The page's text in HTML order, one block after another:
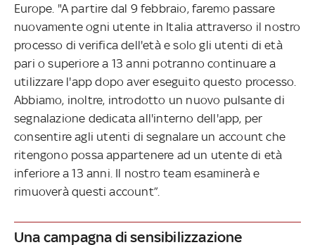
Europe. "A partire dal 9 febbraio, faremo passare
nuovamente ogni utente in Italia attraverso il nostro
processo di verifica dell'età e solo gli utenti di età
pari o superiore a 13 anni potranno continuare a
utilizzare l'app dopo aver eseguito questo processo.
Abbiamo, inoltre, introdotto un nuovo pulsante di
segnalazione dedicata all'interno dell'app, per
consentire agli utenti di segnalare un account che
ritengono possa appartenere ad un utente di età
inferiore a 13 anni. Il nostro team esaminerà e
rimuoverà questi account”.
Una campagna di sensibilizzazione